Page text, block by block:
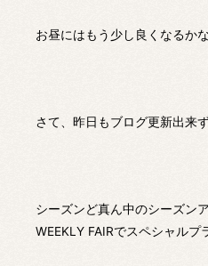
お昼にはもう少し良くなるか
さて、昨日もブログ更新出来
シーズンど真ん中のシーズン
WEEKLY FAIRでスペシャルプ